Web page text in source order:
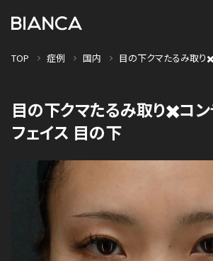
TOP 症例 国内 目の下クマたるみ取り
目の下クマたるみ取り✖️コン
フェイス 目の下